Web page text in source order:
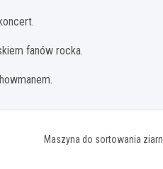
fanów rocka.
Maszyna do sortowania